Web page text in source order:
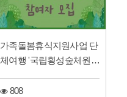
가족돌봄휴식지원사업 단
체여행 '국립횡성숲체원'
808